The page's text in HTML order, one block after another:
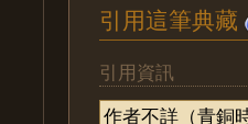
引用這筆典藏
引用資訊